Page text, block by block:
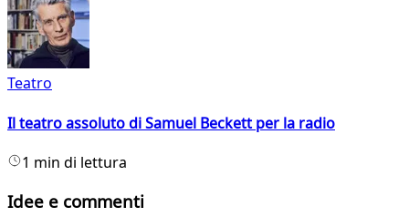
Teatro
Il teatro assoluto di Samuel Beckett per la radio
1 min di lettura
Idee e commenti